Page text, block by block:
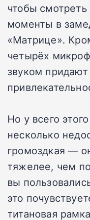
чтобы
моменты в
«Матрице».
четырёх
звуком
Но у всего
несколько
громоздкая —
тяжелее, чем
вы
это
титановая